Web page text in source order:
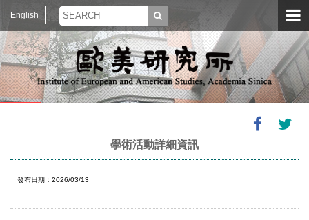
English
學術活動詳細資訊
發布日期：2026/03/13